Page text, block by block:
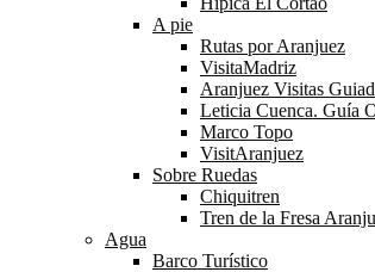
A pie
Rutas por Aranjuez
VisitaMadriz
Aranjuez Visitas
Leticia Cuenca. Guía
Marco Topo
VisitAranjuez
Sobre Ruedas
Chiquitren
Tren de la Fresa
Agua
Barco Turístico